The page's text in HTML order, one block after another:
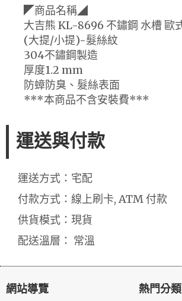
◤商品名稱◢
大吉熊 KL-8696 不鏽鋼 水槽 歐
(大提/小提)-髮絲紋
304不鏽鋼製造
厚度1.2 mm
防蟑防臭、髮絲表面
***本商品不含安裝費***
運送與付款
運送方式：宅配
付款方式：線上刷卡, ATM 付款
供貨模式：現貨
配送溫層： 常溫
網站導覽 熱門分類